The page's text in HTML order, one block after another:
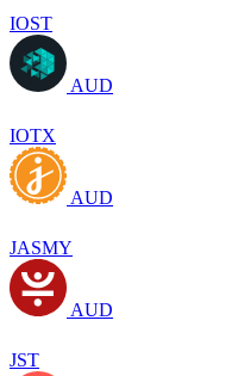
IOST
AUD
IOTX
AUD
JASMY
AUD
JST